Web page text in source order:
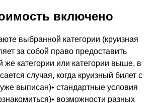
включено
выбранной категории (круизная
за собой право предоставить
же категории или категории выше, в
случая, когда круизный билет с
выписан)• стандартные условия
возможности разных